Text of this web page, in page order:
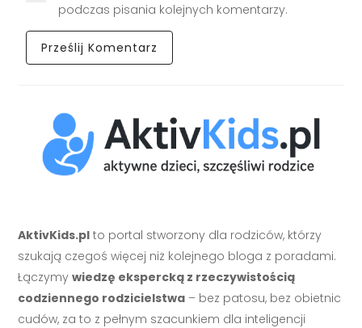
podczas pisania kolejnych komentarzy.
AktivKids.pl to portal stworzony dla rodziców, którzy
szukają czegoś więcej niż kolejnego bloga z poradami.
Łączymywiedzę ekspercką z rzeczywistością
codziennego rodzicielstwa – bez patosu, bez obietnic
cudów, za to z pełnym szacunkiem dla inteligencji